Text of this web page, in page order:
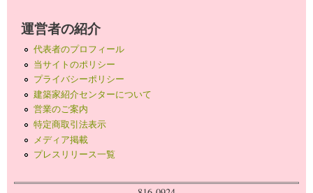
運営者の紹介
代表者のプロフィール
当サイトのポリシー
プライバシーポリシー
建築家紹介センターについて
営業のご案内
特定商取引法表示
メディア掲載
プレスリリース一覧